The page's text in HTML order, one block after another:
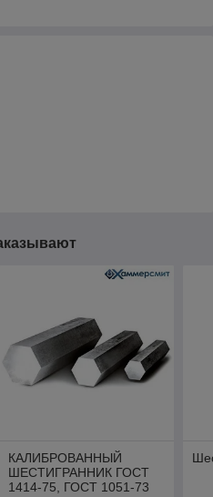
КАЛИБРОВАННЫЙ
ШЕСТИГРАННИК ГОСТ
1414-75, ГОСТ 1051-73